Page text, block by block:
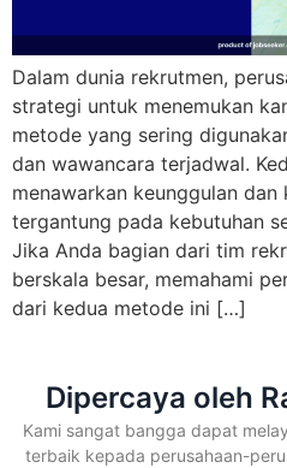
Dalam dunia rekrutmen,
strategi untuk menemukan
metode yang sering
dan wawancara terjadwal.
menawarkan keunggulan dan
tergantung pada kebutuhan
Jika Anda bagian dari tim
berskala besar, memahami
dari kedua metode ini […]
Dipercaya oleh
Kami sangat bangga dapat
terbaik kepada perusahaan-